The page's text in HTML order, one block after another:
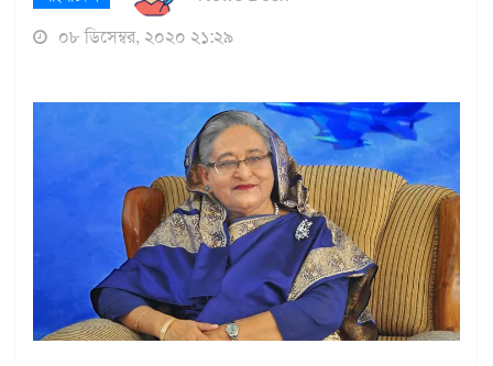
০৮ ডিসেম্বর, ২০২০ ২১:২৯